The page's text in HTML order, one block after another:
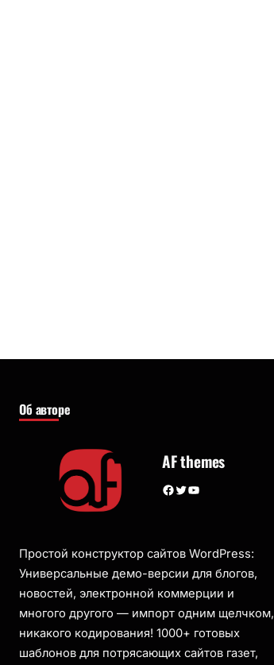
Об авторе
AF themes
Facebook Twitter YouTube
Простой конструктор сайтов WordPress:
Универсальные демо-версии для блогов,
новостей, электронной коммерции и
многого другого — импорт одним щелчком,
никакого кодирования! 1000+ готовых
шаблонов для потрясающих сайтов газет,